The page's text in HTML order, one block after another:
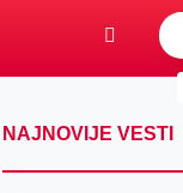
NAJNOVIJE VESTI